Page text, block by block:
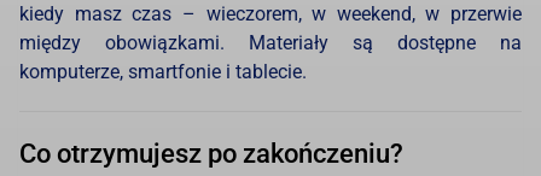
kiedy masz czas – wieczorem, w weekend, w przerwie
między obowiązkami. Materiały są dostępne na
komputerze, smartfonie i tablecie.
Co otrzymujesz po zakończeniu?